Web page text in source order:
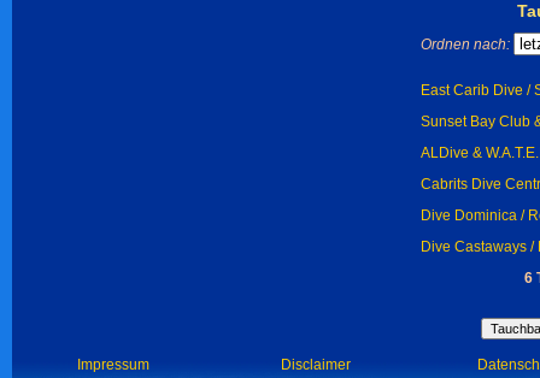
Ordnen nach:
East Carib Dive /
Sunset Bay Club
ALDive &
Cabrits Dive
Dive Dominica /
Dive Castaways /
6
Impressum Disclaimer